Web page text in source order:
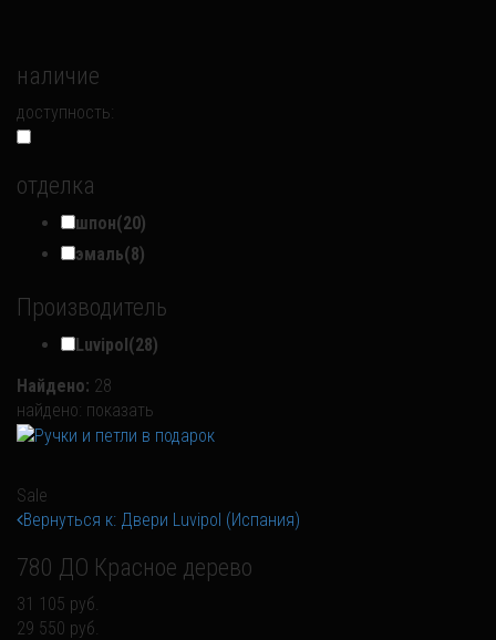
наличие
доступность:
отделка
шпон(20)
эмаль(8)
Производитель
Luvipol(28)
Найдено: 28
найдено: показать
Sale
Вернуться к: Двери Luvipol (Испания)
780 ДО Красное дерево
31 105 руб.
29 550 руб.